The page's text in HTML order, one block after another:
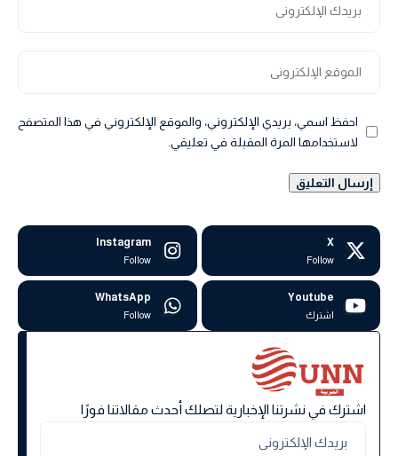
احفظ اسمي، بريدي الإلكتروني، والموقع الإلكتروني في هذا المتصفح
لاستخدامها المرة المقبلة في تعليقي.
X
Follow
Instagram
Follow
Youtube
اشترك
WhatsApp
Follow
اشترك في نشرتنا الإخبارية لتصلك أحدث مقالاتنا فورًا